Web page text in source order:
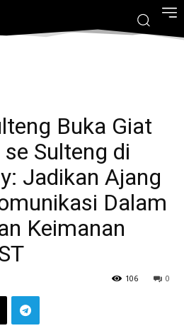
Buka Giat
Sulteng di
Jadikan Ajang
Dalam
Keimanan
0
106